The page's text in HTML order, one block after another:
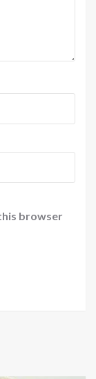
browser